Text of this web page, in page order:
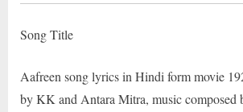
Song Title
Aafreen song lyrics in Hindi form movie
by KK and Antara Mitra, music composed